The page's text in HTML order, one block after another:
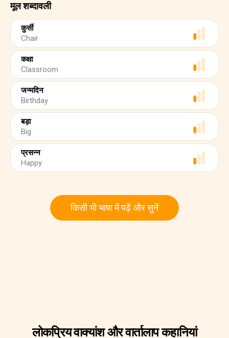
मूल शब्दावली
कुर्सी
Chair
कक्षा
Classroom
जन्मदिन
Birthday
बड़ा
Big
प्रसन्न
Happy
किसी भी भाषा में पढ़ें और सुनें
लोकप्रिय वाक्यांश और वार्तालाप कहानियां